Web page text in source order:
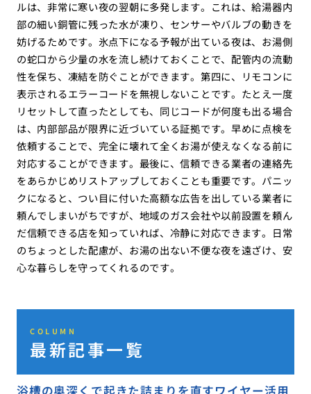
ルは、非常に寒い夜の翌朝に多発します。これは、給湯器内
部の細い銅管に残った水が凍り、センサーやバルブの動きを
妨げるためです。氷点下になる予報が出ている夜は、お湯側
の蛇口から少量の水を流し続けておくことで、配管内の流動
性を保ち、凍結を防ぐことができます。第四に、リモコンに
表示されるエラーコードを無視しないことです。たとえ一度
リセットして直ったとしても、同じコードが何度も出る場合
は、内部部品が限界に近づいている証拠です。早めに点検を
依頼することで、完全に壊れて全くお湯が使えなくなる前に
対応することができます。最後に、信頼できる業者の連絡先
をあらかじめリストアップしておくことも重要です。パニッ
クになると、つい目に付いた高額な広告を出している業者に
頼んでしまいがちですが、地域のガス会社や以前設置を頼ん
だ信頼できる店を知っていれば、冷静に対応できます。日常
のちょっとした配慮が、お湯の出ない不便な夜を遠ざけ、安
心な暮らしを守ってくれるのです。
COLUMN
最新記事一覧
浴槽の奥深くで起きた詰まりを直すワイヤー活用